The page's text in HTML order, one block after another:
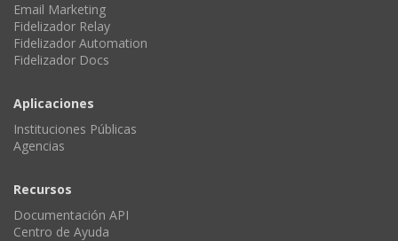
Email Marketing
Fidelizador Relay
Fidelizador Automation
Fidelizador Docs
Aplicaciones
Instituciones Públicas
Agencias
Recursos
Documentación API
Centro de Ayuda